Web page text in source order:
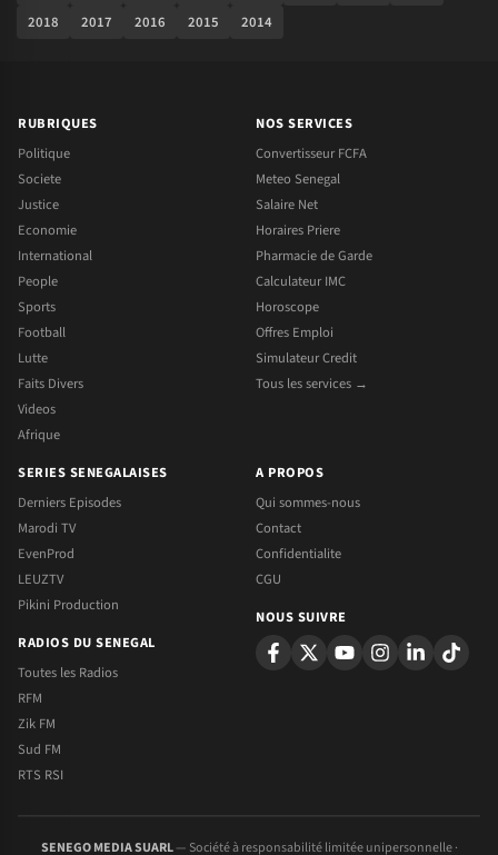
2018
2017 2016 2015 2014
RUBRIQUES
Politique
Societe
Justice
Economie
International
People
Sports
Football
Lutte
Faits Divers
Videos
Afrique
NOS SERVICES
Convertisseur FCFA
Meteo Senegal
Salaire Net
Horaires Priere
Pharmacie de Garde
Calculateur IMC
Horoscope
Offres Emploi
Simulateur Credit
Tous les services →
SERIES SENEGALAISES
Derniers Episodes
Marodi TV
EvenProd
LEUZTV
Pikini Production
RADIOS DU SENEGAL
Toutes les Radios
RFM
Zik FM
Sud FM
RTS RSI
A PROPOS
Qui sommes-nous
Contact
Confidentialite
CGU
NOUS SUIVRE
SENEGO MEDIA SUARL— Société à responsabilité limitée unipersonnelle ·